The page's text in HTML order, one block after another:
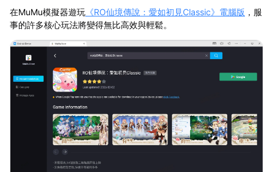
在MuMu模擬器遊玩《RO仙境傳說：愛如初見Classic》電腦版 ，服
事的許多核心玩法將變得無比高效與輕鬆。